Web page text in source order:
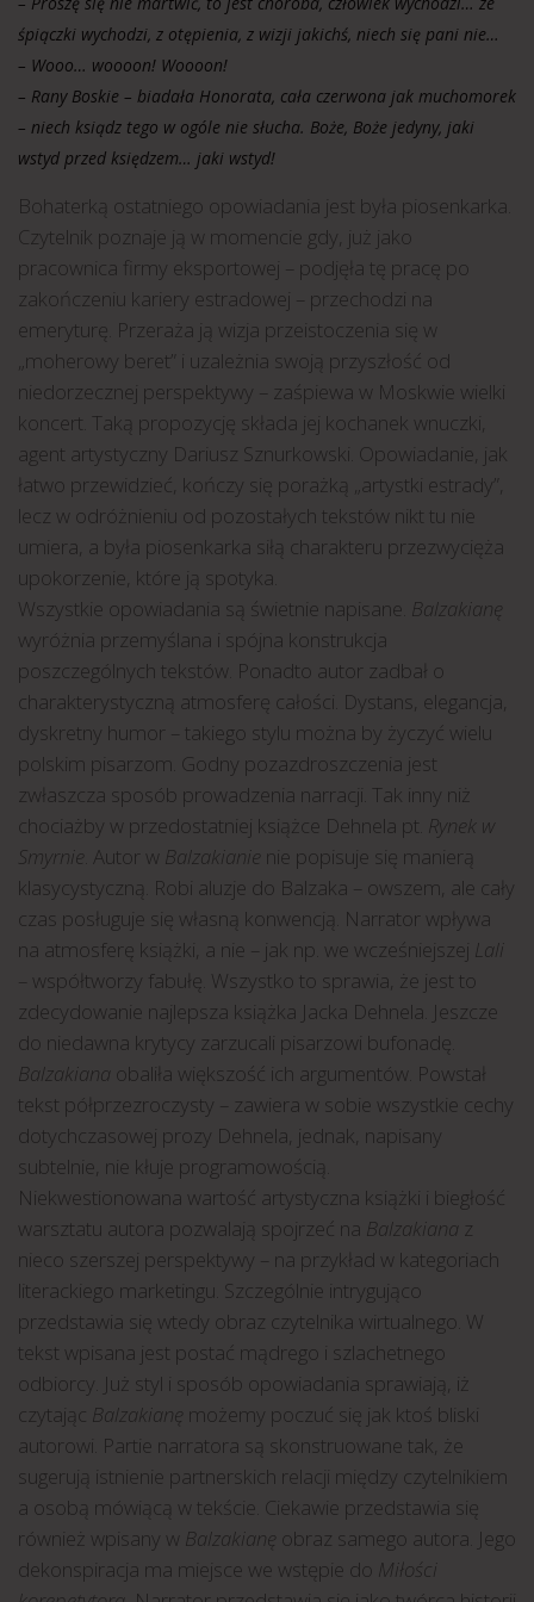
śpiączki wychodzi, z otępienia, z wizji jakichś, niech się pani nie…
– Wooo… woooon! Woooon!
– Rany Boskie – biadała Honorata, cała czerwona jak muchomorek
– niech ksiądz tego w ogóle nie słucha. Boże, Boże jedyny, jaki
wstyd przed księdzem… jaki wstyd!
Bohaterką ostatniego opowiadania jest była piosenkarka.
Czytelnik poznaje ją w momencie gdy, już jako
pracownica firmy eksportowej – podjęła tę pracę po
zakończeniu kariery estradowej – przechodzi na
emeryturę. Przeraża ją wizja przeistoczenia się w
„moherowy beret” i uzależnia swoją przyszłość od
niedorzecznej perspektywy – zaśpiewa w Moskwie wielki
koncert. Taką propozycję składa jej kochanek wnuczki,
agent artystyczny Dariusz Sznurkowski. Opowiadanie, jak
łatwo przewidzieć, kończy się porażką „artystki estrady”,
lecz w odróżnieniu od pozostałych tekstów nikt tu nie
umiera, a była piosenkarka siłą charakteru przezwycięża
upokorzenie, które ją spotyka.
Wszystkie opowiadania są świetnie napisane. Balzakianę
wyróżnia przemyślana i spójna konstrukcja
poszczególnych tekstów. Ponadto autor zadbał o
charakterystyczną atmosferę całości. Dystans, elegancja,
dyskretny humor – takiego stylu można by życzyć wielu
polskim pisarzom. Godny pozazdroszczenia jest
zwłaszcza sposób prowadzenia narracji. Tak inny niż
chociażby w przedostatniej książce Dehnela pt. Rynek w
Smyrnie . Autor w Balzakianie nie popisuje się manierą
klasycystyczną. Robi aluzje do Balzaka – owszem, ale cały
czas posługuje się własną konwencją. Narrator wpływa
na atmosferę książki, a nie – jak np. we wcześniejszej Lali
– współtworzy fabułę. Wszystko to sprawia, że jest to
zdecydowanie najlepsza książka Jacka Dehnela. Jeszcze
do niedawna krytycy zarzucali pisarzowi bufonadę.
Balzakiana obaliła większość ich argumentów. Powstał
tekst półprzezroczysty – zawiera w sobie wszystkie cechy
dotychczasowej prozy Dehnela, jednak, napisany
subtelnie, nie kłuje programowością.
Niekwestionowana wartość artystyczna książki i biegłość
warsztatu autora pozwalają spojrzeć na Balzakiana z
nieco szerszej perspektywy – na przykład w kategoriach
literackiego marketingu. Szczególnie intrygująco
przedstawia się wtedy obraz czytelnika wirtualnego. W
tekst wpisana jest postać mądrego i szlachetnego
odbiorcy. Już styl i sposób opowiadania sprawiają, iż
czytając Balzakianę możemy poczuć się jak ktoś bliski
autorowi. Partie narratora są skonstruowane tak, że
sugerują istnienie partnerskich relacji między czytelnikiem
a osobą mówiącą w tekście. Ciekawie przedstawia się
również wpisany w Balzakianę obraz samego autora. Jego
dekonspiracja ma miejsce we wstępie do Miłości